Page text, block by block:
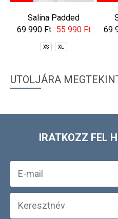
Salina Padded
Jacket
69 990 Ft 55 990 Ft
XS XL
69
UTOLJÁRA
IRATKOZZ FEL